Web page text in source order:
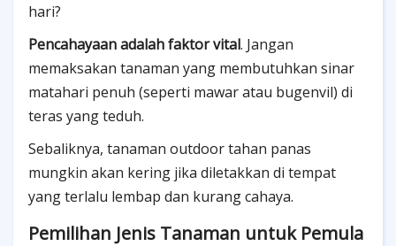
hari?
Pencahayaan adalah faktor vital. Jangan
memaksakan tanaman yang membutuhkan sinar
matahari penuh (seperti mawar atau bugenvil) di
teras yang teduh.
Sebaliknya, tanaman outdoor tahan panas
mungkin akan kering jika diletakkan di tempat
yang terlalu lembap dan kurang cahaya.
Pemilihan Jenis Tanaman untuk Pemula